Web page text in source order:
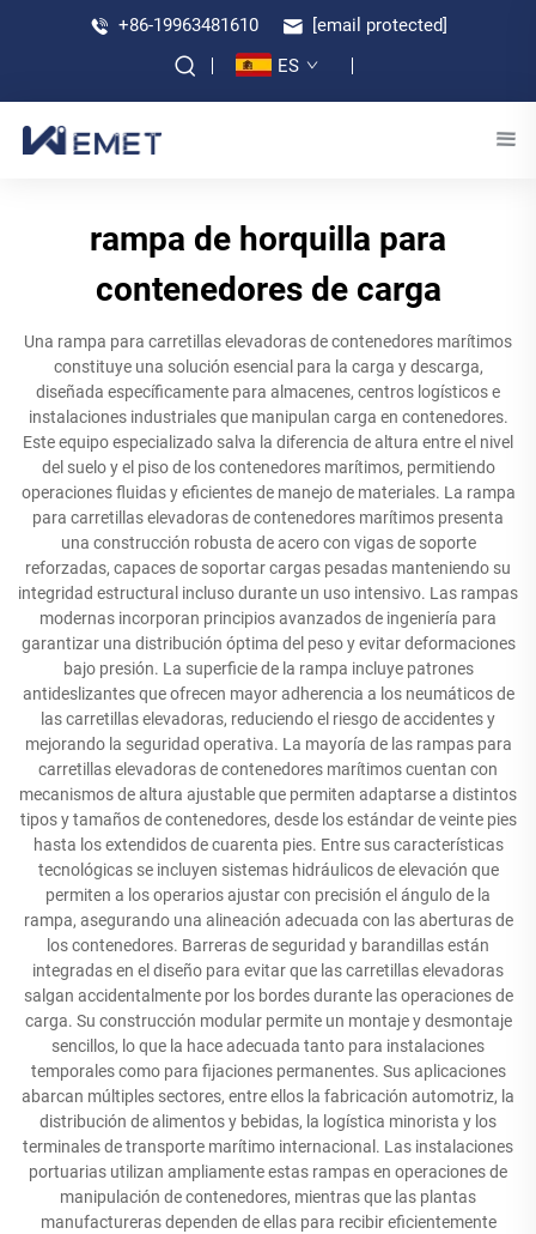
+86-19963481610
[email protected]
ES
rampa de horquilla para
contenedores de carga
Una rampa para carretillas elevadoras de contenedores marítimos
constituye una solución esencial para la carga y descarga,
diseñada específicamente para almacenes, centros logísticos e
instalaciones industriales que manipulan carga en contenedores.
Este equipo especializado salva la diferencia de altura entre el nivel
del suelo y el piso de los contenedores marítimos, permitiendo
operaciones fluidas y eficientes de manejo de materiales. La rampa
para carretillas elevadoras de contenedores marítimos presenta
una construcción robusta de acero con vigas de soporte
reforzadas, capaces de soportar cargas pesadas manteniendo su
integridad estructural incluso durante un uso intensivo. Las rampas
modernas incorporan principios avanzados de ingeniería para
garantizar una distribución óptima del peso y evitar deformaciones
bajo presión. La superficie de la rampa incluye patrones
antideslizantes que ofrecen mayor adherencia a los neumáticos de
las carretillas elevadoras, reduciendo el riesgo de accidentes y
mejorando la seguridad operativa. La mayoría de las rampas para
carretillas elevadoras de contenedores marítimos cuentan con
mecanismos de altura ajustable que permiten adaptarse a distintos
tipos y tamaños de contenedores, desde los estándar de veinte pies
hasta los extendidos de cuarenta pies. Entre sus características
tecnológicas se incluyen sistemas hidráulicos de elevación que
permiten a los operarios ajustar con precisión el ángulo de la
rampa, asegurando una alineación adecuada con las aberturas de
los contenedores. Barreras de seguridad y barandillas están
integradas en el diseño para evitar que las carretillas elevadoras
salgan accidentalmente por los bordes durante las operaciones de
carga. Su construcción modular permite un montaje y desmontaje
sencillos, lo que la hace adecuada tanto para instalaciones
temporales como para fijaciones permanentes. Sus aplicaciones
abarcan múltiples sectores, entre ellos la fabricación automotriz, la
distribución de alimentos y bebidas, la logística minorista y los
terminales de transporte marítimo internacional. Las instalaciones
portuarias utilizan ampliamente estas rampas en operaciones de
manipulación de contenedores, mientras que las plantas
manufactureras dependen de ellas para recibir eficientemente